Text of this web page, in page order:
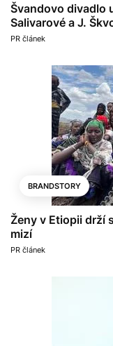
Švandovo divadlo
Salivarové a J.
PR článek
BRANDSTORY
Ženy v Etiopii drží
mizí
PR článek